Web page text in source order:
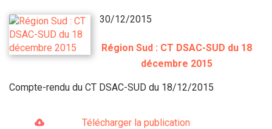
30/12/2015
Région Sud : CT DSAC-SUD du 18
décembre 2015
Compte-rendu du CT DSAC-SUD du 18/12/2015
Télécharger la publication